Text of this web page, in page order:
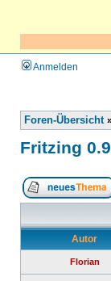
Anmelden
Foren-Übersicht
Fritzing
Autor
Florian